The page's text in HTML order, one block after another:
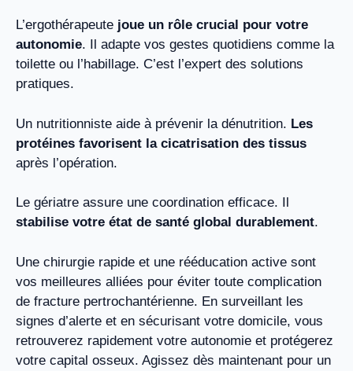
L’ergothérapeute joue un rôle crucial pour votre
autonomie. Il adapte vos gestes quotidiens comme la
toilette ou l’habillage. C’est l’expert des solutions
pratiques.
Un nutritionniste aide à prévenir la dénutrition. Les
protéines favorisent la cicatrisation des tissus
après l’opération.
Le gériatre assure une coordination efficace. Il
stabilise votre état de santé global durablement.
Une chirurgie rapide et une rééducation active sont
vos meilleures alliées pour éviter toute complication
de fracture pertrochantérienne. En surveillant les
signes d’alerte et en sécurisant votre domicile, vous
retrouverez rapidement votre autonomie et protégerez
votre capital osseux. Agissez dès maintenant pour un